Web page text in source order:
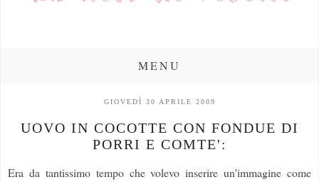
MENU
GIOVEDÌ 30 APRILE 2009
UOVO IN COCOTTE CON FONDUE DI
PORRI E COMTE':
Era da tantissimo tempo che volevo inserire un'immagine come